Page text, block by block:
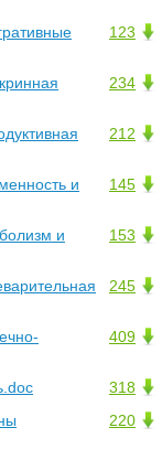
123
234
212
145
и
153
и
245
409
318
220